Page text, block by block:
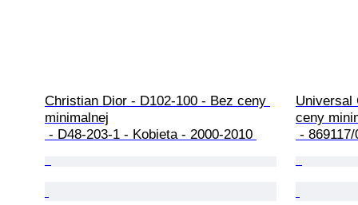
Christian Dior - D102-100 - Bez ceny
minimalnej
- D48-203-1 - Kobieta - 2000-2010
Universal
ceny
-